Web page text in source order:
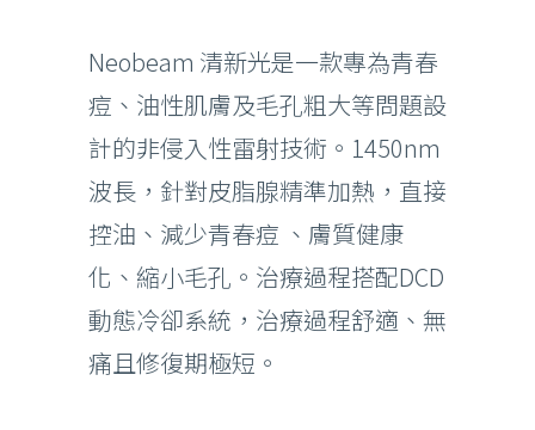
Neobeam 清新光是一款專為青春
痘、油性肌膚及毛孔粗大等問題設
計的非侵入性雷射技術。1450nm
波長，針對皮脂腺精準加熱，直接
控油、減少青春痘 、膚質健康
化、縮小毛孔。治療過程搭配DCD
動態冷卻系統，治療過程舒適、無
痛且修復期極短。